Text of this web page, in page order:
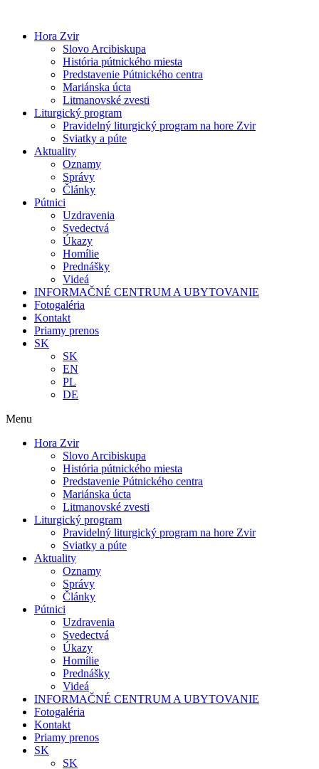
obsah
Hora Zvir
Slovo Arcibiskupa
História pútnického miesta
Predstavenie Pútnického centra
Mariánska úcta
Litmanovské zvesti
Liturgický program
Pravidelný liturgický program na hore Zvir
Sviatky a púte
Aktuality
Oznamy
Správy
Články
Pútnici
Uzdravenia
Svedectvá
Úkazy
Homílie
Prednášky
Videá
INFORMAČNÉ CENTRUM A UBYTOVANIE
Fotogaléria
Kontakt
Priamy prenos
SK
SK
EN
PL
DE
Menu
Hora Zvir
Slovo Arcibiskupa
História pútnického miesta
Predstavenie Pútnického centra
Mariánska úcta
Litmanovské zvesti
Liturgický program
Pravidelný liturgický program na hore Zvir
Sviatky a púte
Aktuality
Oznamy
Správy
Články
Pútnici
Uzdravenia
Svedectvá
Úkazy
Homílie
Prednášky
Videá
INFORMAČNÉ CENTRUM A UBYTOVANIE
Fotogaléria
Kontakt
Priamy prenos
SK
SK